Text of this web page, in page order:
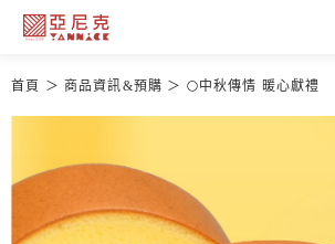
首頁 商品資訊&預購 🌕中秋傳情 暖心獻禮